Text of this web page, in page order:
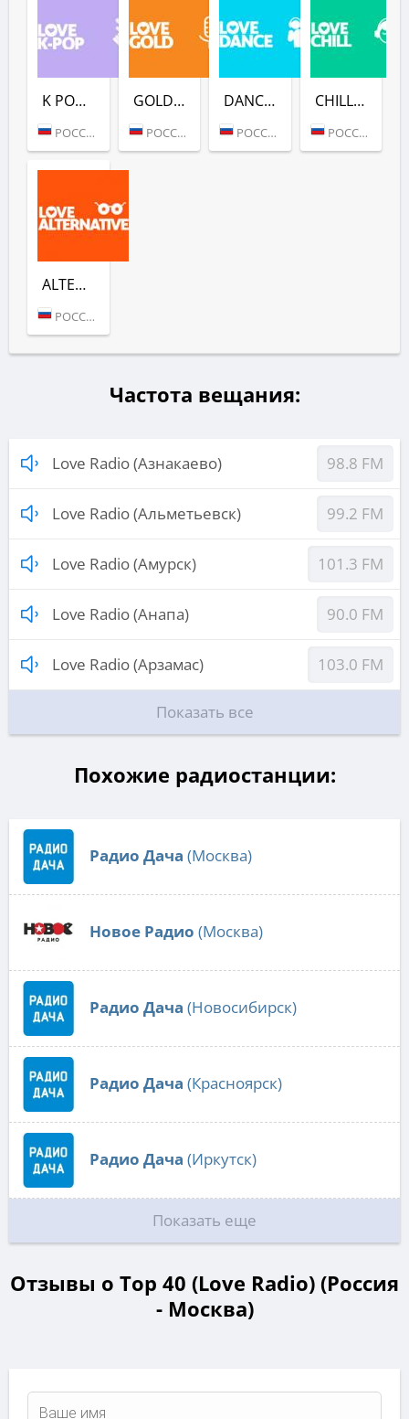
K POP (LOVE RADIO)
РОССИЯ (МОСКВА)
GOLD (LOVE RADIO)
РОССИЯ (МОСКВА)
DANCE (LOVE RADIO)
РОССИЯ (МОСКВА)
CHILL (LOVE RADIO)
РОССИЯ (МОСКВА)
ALTERNATIVE (LOVE RADIO)
РОССИЯ (МОСКВА)
Частота вещания:
Love Radio (Азнакаево) 98.8 FM
Love Radio (Альметьевск) 99.2 FM
Love Radio (Амурск) 101.3 FM
Love Radio (Анапа) 90.0 FM
Love Radio (Арзамас) 103.0 FM
Показать все
Похожие радиостанции:
Радио Дача (Москва)
Новое Радио (Москва)
Радио Дача (Новосибирск)
Радио Дача (Красноярск)
Радио Дача (Иркутск)
Показать еще
Отзывы о Top 40 (Love Radio) (Россия
- Москва)